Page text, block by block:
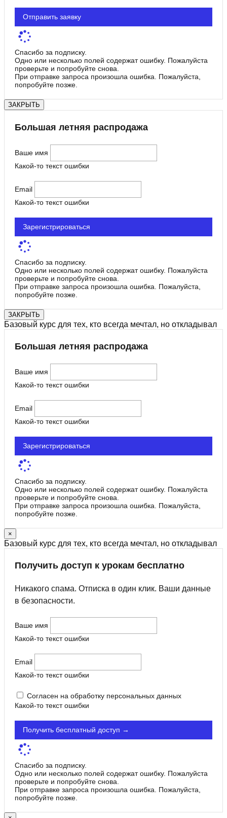
Отправить заявку
Спасибо за подписку.
Одно или несколько полей содержат ошибку. Пожалуйста
проверьте и попробуйте снова.
При отправке запроса произошла ошибка. Пожалуйста,
попробуйте позже.
ЗАКРЫТЬ
Большая летняя распродажа
Ваше имя
Какой-то текст ошибки
Email
Какой-то текст ошибки
Зарегистрироваться
Спасибо за подписку.
Одно или несколько полей содержат ошибку. Пожалуйста
проверьте и попробуйте снова.
При отправке запроса произошла ошибка. Пожалуйста,
попробуйте позже.
ЗАКРЫТЬ
Базовый курс для тех, кто всегда мечтал, но откладывал
Большая летняя распродажа
Ваше имя
Какой-то текст ошибки
Email
Какой-то текст ошибки
Зарегистрироваться
Спасибо за подписку.
Одно или несколько полей содержат ошибку. Пожалуйста
проверьте и попробуйте снова.
При отправке запроса произошла ошибка. Пожалуйста,
попробуйте позже.
×
Базовый курс для тех, кто всегда мечтал, но откладывал
Получить доступ к урокам бесплатно
Никакого спама. Отписка в один клик. Ваши данные
в безопасности.
Ваше имя
Какой-то текст ошибки
Email
Какой-то текст ошибки
Согласен на обработку персональных данных
Какой-то текст ошибки
Получить бесплатный доступ →
Спасибо за подписку.
Одно или несколько полей содержат ошибку. Пожалуйста
проверьте и попробуйте снова.
При отправке запроса произошла ошибка. Пожалуйста,
попробуйте позже.